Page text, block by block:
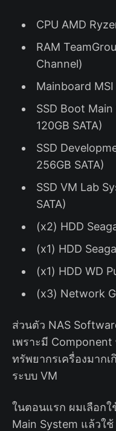
CPU AMD
RAM
Channel)
Mainboard
SSD Boot
120GB SATA)
SSD
256GB SATA)
SSD VM Lab
SATA)
(x2) HDD
(x1) HDD
(x1) HDD WD
(x3) Network
ส่วนตัว NAS
เพราะมี
ทรัพยากรเครื่องมาก
ระบบ VM
ในตอนแรก ผมเลือกใ
Main System แล้วใ